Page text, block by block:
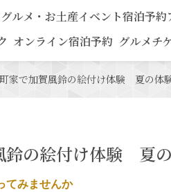
グルメ・お土産イベント宿泊予約
オンライン宿泊予約 グルメチ
家で加賀風鈴の絵付け体験 夏の体
鈴の絵付け体験 夏
てみませんか